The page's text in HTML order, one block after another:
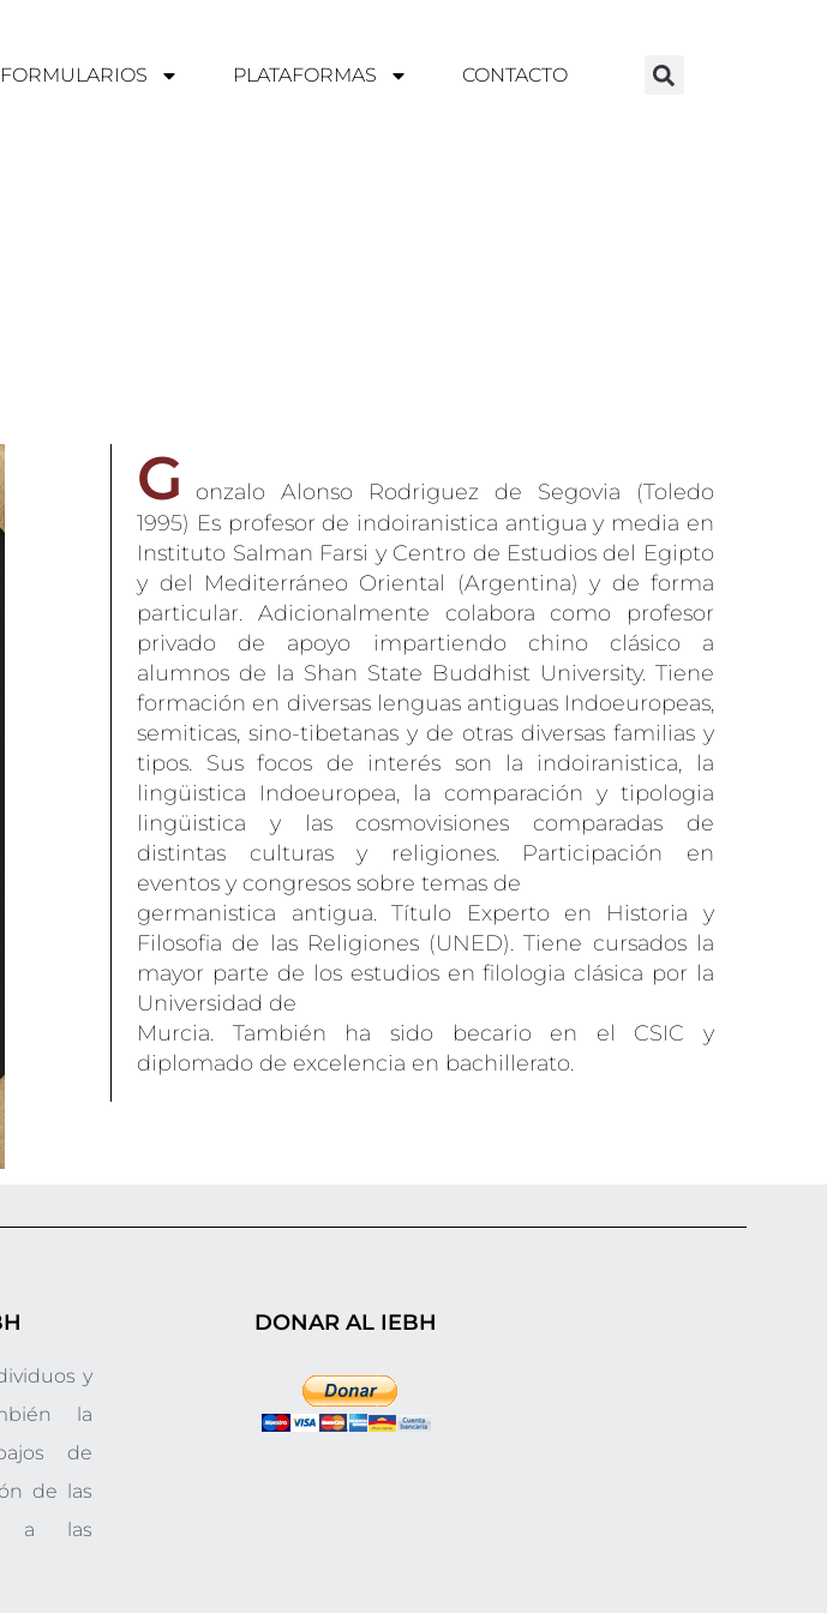
FORMULARIOS PLATAFORMAS CONTACTO
G
onzalo Alonso Rodriguez de Segovia (Toledo
1995) Es profesor de indoiranistica antigua y media en
Instituto Salman Farsi y Centro de Estudios del Egipto
y del Mediterráneo Oriental (Argentina) y de forma
particular. Adicionalmente colabora como profesor
privado de apoyo impartiendo chino clásico a
alumnos de la Shan State Buddhist University. Tiene
formación en diversas lenguas antiguas Indoeuropeas,
semiticas, sino-tibetanas y de otras diversas familias y
tipos. Sus focos de interés son la indoiranistica, la
lingüistica Indoeuropea, la comparación y tipologia
lingüistica y las cosmovisiones comparadas de
distintas culturas y religiones. Participación en
eventos y congresos sobre temas de
germanistica antigua. Título Experto en Historia y
Filosofia de las Religiones (UNED). Tiene cursados la
mayor parte de los estudios en filologia clásica por la
Universidad de
Murcia. También ha sido becario en el CSIC y
diplomado de excelencia en bachillerato.
y
la
de
de las
a las
DONAR AL IEBH